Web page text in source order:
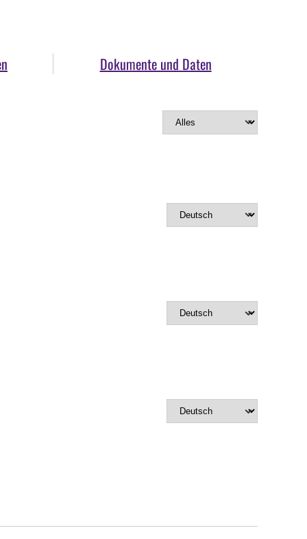
Dokumente und Daten